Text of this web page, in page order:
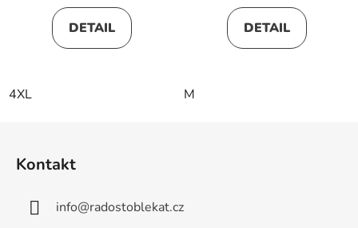
DETAIL
4XL
DETAIL
M
Kontakt
info@radostoblekat.cz